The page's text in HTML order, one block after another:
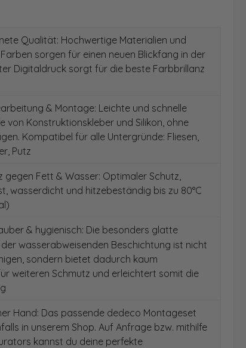
Qualität: Hochwertige Materialien und
sorgen für einen neuen Blickfang in der
Digitaldruck sorgt für die beste Farbbrillanz
& Montage: Leichte und schnelle
von Konstruktionskleber und Silikon, ohne
Kompatibel für alle Untergründe: Fliesen,
Putz
gegen Fett & Wasser: Optimaler Schutz,
wasserdicht und hitzebeständig bis zu 80°C
& hygienisch: Die besonders glatte
wasserabweisenden Beschichtung ist nicht
sondern bietet dadurch kaum
weiteren Schmutz und erleichtert somit die
Hand: Das passende dedeco Montageset
in unserem Shop. Auf Anfrage bzw. mithilfe
kannst du deine perfekte